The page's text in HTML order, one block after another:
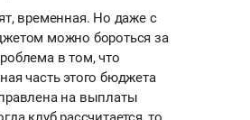
временная. Но даже с
можно бороться за
в том, что
часть этого бюджета
на выплаты